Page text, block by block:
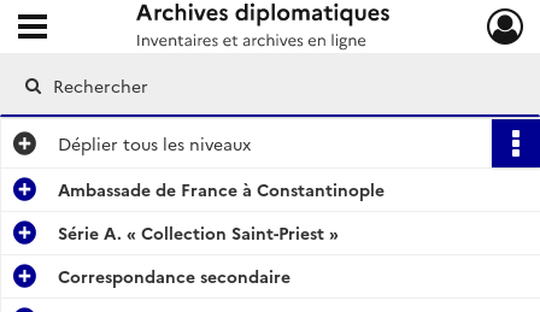
Archives diplomatiques
Ouvrir le menu déroulant
Déplier tous les niveaux
Ambassade de France à Constantinople
Série A. « Collection Saint-Priest »
Correspondance secondaire